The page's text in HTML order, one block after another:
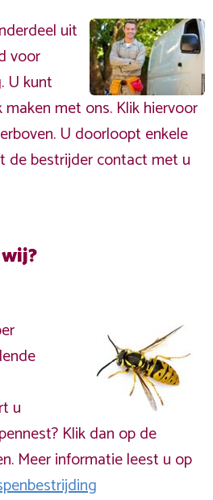
uit
voor
U kunt
met ons. Klik hiervoor
U doorloopt enkele
de bestrijder contact met u
u
Klik dan op de
Meer informatie leest u op